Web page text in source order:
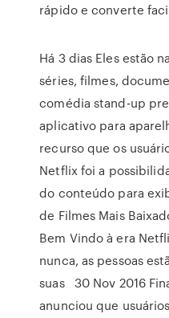
rápido e converte
Há 3 dias Eles estão
séries, filmes,
comédia stand-up
aplicativo para
recurso que os
Netflix foi a
do conteúdo para
de Filmes Mais
Bem Vindo à era
nunca, as pessoas
suas 30 Nov 2016
anunciou que